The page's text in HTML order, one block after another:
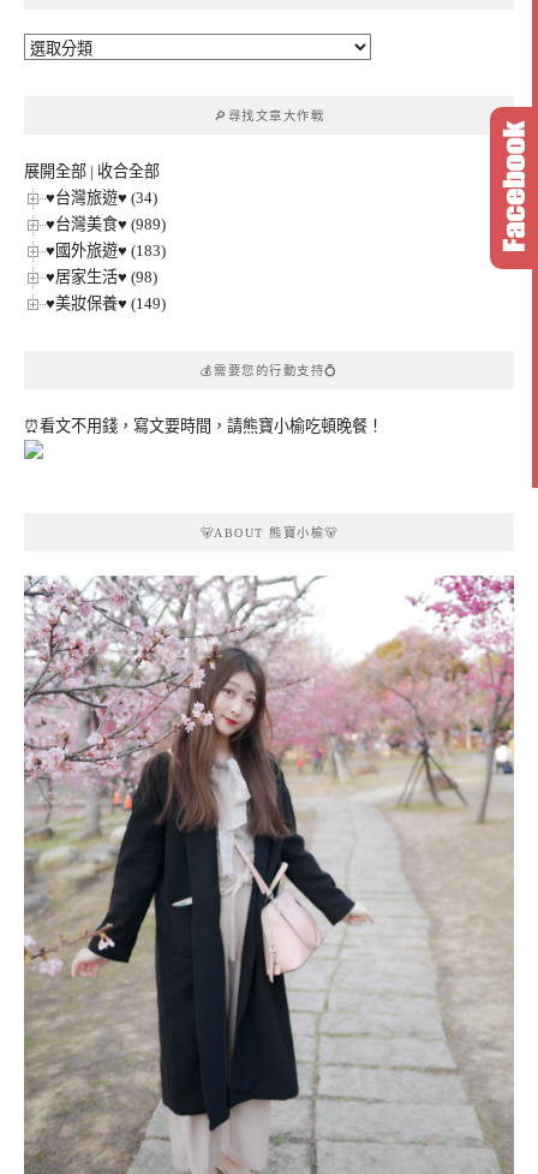
🔎
🔎尋找文章大作戰
展開全部 | 收合全部
♥台灣旅遊♥ (34)
♥台灣美食♥ (989)
♥國外旅遊♥ (183)
♥居家生活♥ (98)
♥美妝保養♥ (149)
💰需要您的行動支持💍
⏰看文不用錢，寫文要時間，請熊寶小榆吃頓晚餐！
🐻ABOUT 熊寶小榆🐻